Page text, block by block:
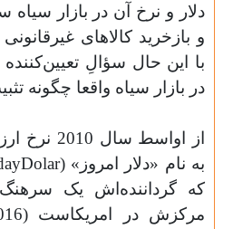
دلار و نرخ آن در بازار سیاه
و بازخرید کالاهای
با این حال سؤالِ
در بازار سیاه واقعا چگونه
از اواسط سال
به نام «دلار امروز» (Dolar
که گرداننده‌اش یک سرهنگ
مرکزش در امریکاست (